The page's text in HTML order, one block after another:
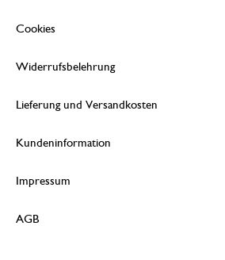
Cookies
Widerrufsbelehrung
Lieferung und Versandkosten
Kundeninformation
Impressum
AGB